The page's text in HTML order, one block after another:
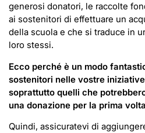
generosi donatori, le raccolte
ai sostenitori di effettuare un
della scuola e che si traduce in
loro stessi.
Ecco perché è un modo
sostenitori nelle vostre
soprattutto quelli che
una donazione per la prima
Quindi, assicuratevi di